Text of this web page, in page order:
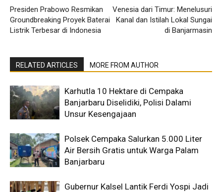
Presiden Prabowo Resmikan
Groundbreaking Proyek Baterai
Listrik Terbesar di Indonesia
Venesia dari Timur: Menelusuri
Kanal dan Istilah Lokal Sungai
di Banjarmasin
RELATED ARTICLES MORE FROM AUTHOR
Karhutla 10 Hektare di Cempaka
Banjarbaru Diselidiki, Polisi Dalami
Unsur Kesengajaan
Polsek Cempaka Salurkan 5.000 Liter
Air Bersih Gratis untuk Warga Palam
Banjarbaru
Gubernur Kalsel Lantik Ferdi Yospi Jadi